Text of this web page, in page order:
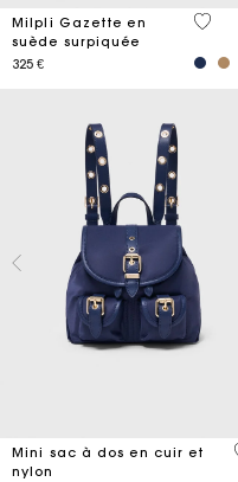
Milpli Gazette en
suède surpiquée
325 €
5 out
Mini sac à dos en cuir et
nylon